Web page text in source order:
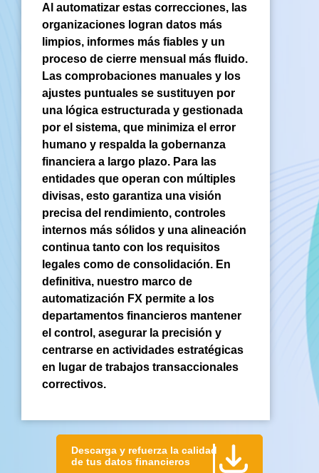
Al automatizar estas correcciones, las
organizaciones logran datos más
limpios, informes más fiables y un
proceso de cierre mensual más fluido.
Las comprobaciones manuales y los
ajustes puntuales se sustituyen por
una lógica estructurada y gestionada
por el sistema, que minimiza el error
humano y respalda la gobernanza
financiera a largo plazo. Para las
entidades que operan con múltiples
divisas, esto garantiza una visión
precisa del rendimiento, controles
internos más sólidos y una alineación
continua tanto con los requisitos
legales como de consolidación. En
definitiva, nuestro marco de
automatización FX permite a los
departamentos financieros mantener
el control, asegurar la precisión y
centrarse en actividades estratégicas
en lugar de trabajos transaccionales
correctivos.
Descarga y refuerza la calidad
de tus datos financieros